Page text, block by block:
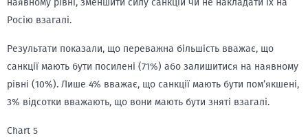
наявному рівні, зменшити силу санкцій чи не накладати їх на
Росію взагалі.
Результати показали, що переважна більшість вважає, що
санкції мають бути посилені (71%) або залишитися на наявному
рівні (10%). Лише 4% вважає, що санкції мають бути пом’якшені,
3% відсотки вважають, що вони мають бути зняті взагалі.
Chart 5